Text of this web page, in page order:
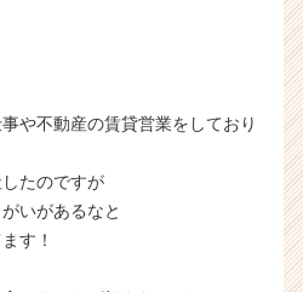
や不動産の賃貸営業をしており
たのですが
いがあるなと
す！